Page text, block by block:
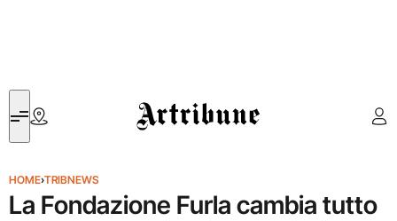
Artribune
HOME›TRIBNEWS
La Fondazione Furla cambia tutto